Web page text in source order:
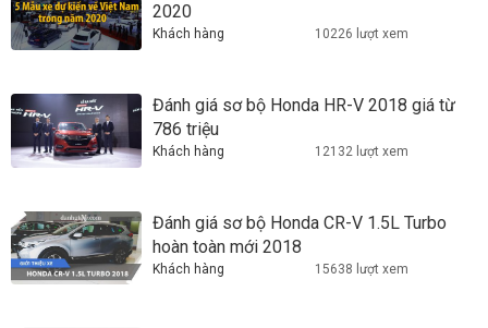
2020
Khách hàng 10226 lượt xem
Đánh giá sơ bộ Honda HR-V 2018 giá từ
786 triệu
Khách hàng 12132 lượt xem
Đánh giá sơ bộ Honda CR-V 1.5L Turbo
hoàn toàn mới 2018
Khách hàng 15638 lượt xem